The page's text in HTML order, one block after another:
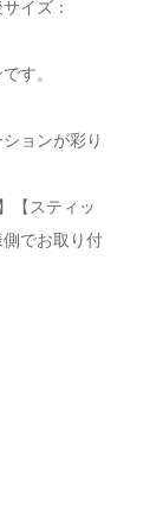
イズ：
す。
ョンが彩り
【スティッ
でお取り付